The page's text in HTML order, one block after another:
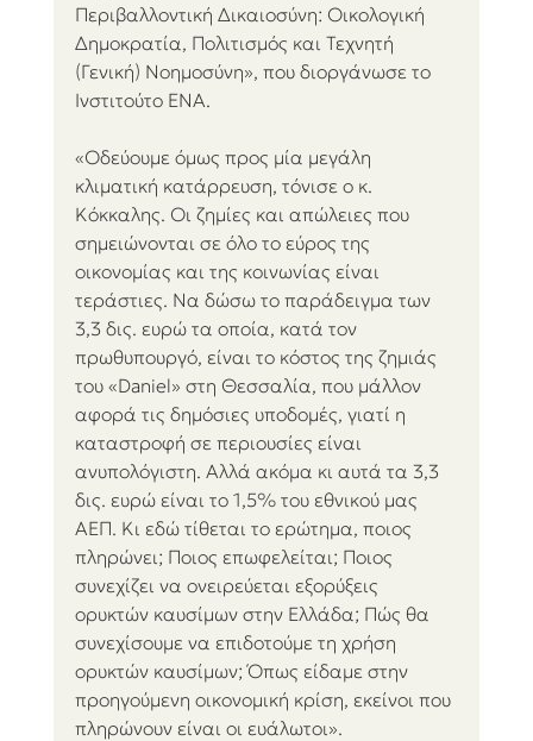
Περιβαλλοντική Δικαιοσύνη: Οικολογική
Δημοκρατία, Πολιτισμός και Τεχνητή
(Γενική) Νοημοσύνη», που διοργάνωσε το
Ινστιτούτο ΕΝΑ.
«Οδεύουμε όμως προς μία μεγάλη
κλιματική κατάρρευση, τόνισε ο κ.
Κόκκαλης. Οι ζημίες και απώλειες που
σημειώνονται σε όλο το εύρος της
οικονομίας και της κοινωνίας είναι
τεράστιες. Να δώσω το παράδειγμα των
3,3 δις. ευρώ τα οποία, κατά τον
πρωθυπουργό, είναι το κόστος της ζημιάς
του «Daniel» στη Θεσσαλία, που μάλλον
αφορά τις δημόσιες υποδομές, γιατί η
καταστροφή σε περιουσίες είναι
ανυπολόγιστη. Αλλά ακόμα κι αυτά τα 3,3
δις. ευρώ είναι το 1,5% του εθνικού μας
ΑΕΠ. Κι εδώ τίθεται το ερώτημα, ποιος
πληρώνει; Ποιος επωφελείται; Ποιος
συνεχίζει να ονειρεύεται εξορύξεις
ορυκτών καυσίμων στην Ελλάδα; Πώς θα
συνεχίσουμε να επιδοτούμε τη χρήση
ορυκτών καυσίμων; Όπως είδαμε στην
προηγούμενη οικονομική κρίση, εκείνοι που
πληρώνουν είναι οι ευάλωτοι».